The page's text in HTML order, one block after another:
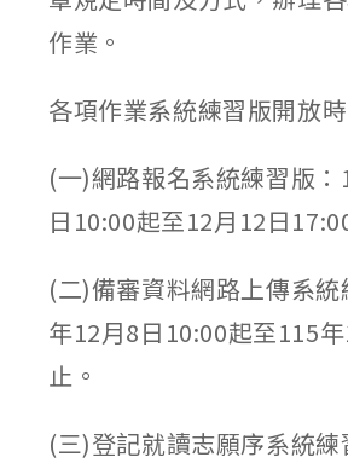
作業。
各項作業系統練習版開放時
(一)網路報名系統練習版
日10:00起至12月12日
(二)備審資料網路上傳系
年12月8日10:00起至115
止。
(三)登記就讀志願序系統